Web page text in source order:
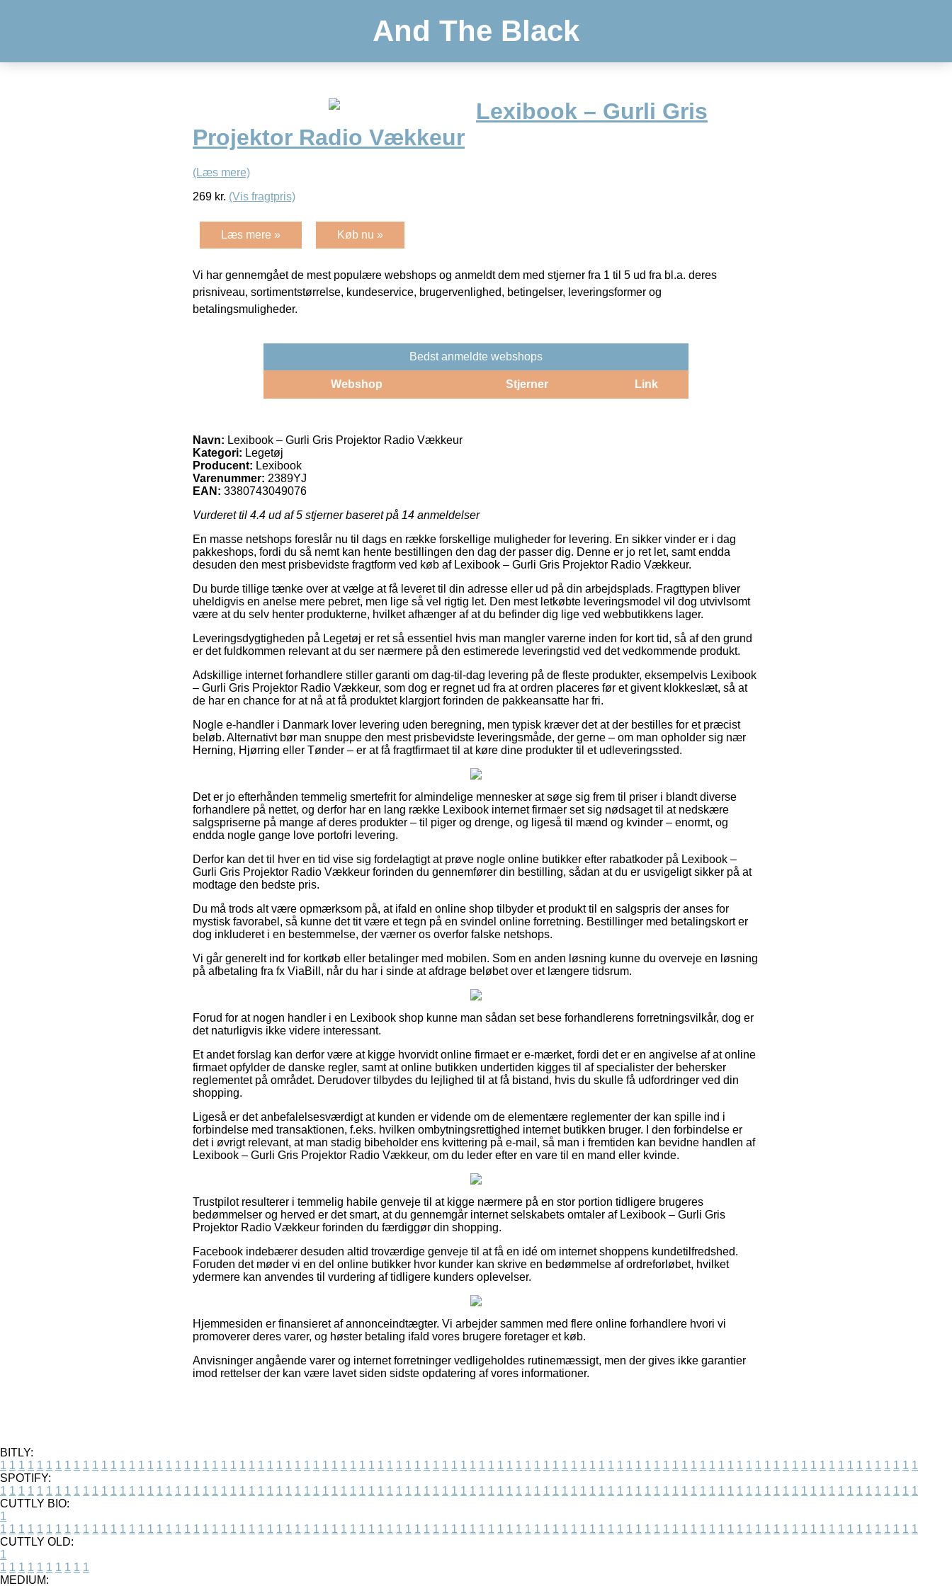
And The Black
Lexibook – Gurli Gris
Projektor Radio Vækkeur
(Læs mere)
269 kr. (Vis fragtpris)
Læs mere » Køb nu »
Vi har gennemgået de mest populære webshops og anmeldt dem med stjerner fra 1 til 5 ud fra bl.a. deres
prisniveau, sortimentstørrelse, kundeservice, brugervenlighed, betingelser, leveringsformer og
betalingsmuligheder.
Bedst anmeldte webshops
Webshop Stjerner Link
Navn: Lexibook – Gurli Gris Projektor Radio Vækkeur
Kategori: Legetøj
Producent: Lexibook
Varenummer: 2389YJ
EAN: 3380743049076
Vurderet til 4.4 ud af 5 stjerner baseret på 14 anmeldelser
En masse netshops foreslår nu til dags en række forskellige muligheder for levering. En sikker vinder er i dag
pakkeshops, fordi du så nemt kan hente bestillingen den dag der passer dig. Denne er jo ret let, samt endda
desuden den mest prisbevidste fragtform ved køb af Lexibook – Gurli Gris Projektor Radio Vækkeur.
Du burde tillige tænke over at vælge at få leveret til din adresse eller ud på din arbejdsplads. Fragttypen bliver
uheldigvis en anelse mere pebret, men lige så vel rigtig let. Den mest letkøbte leveringsmodel vil dog utvivlsomt
være at du selv henter produkterne, hvilket afhænger af at du befinder dig lige ved webbutikkens lager.
Leveringsdygtigheden på Legetøj er ret så essentiel hvis man mangler varerne inden for kort tid, så af den grund
er det fuldkommen relevant at du ser nærmere på den estimerede leveringstid ved det vedkommende produkt.
Adskillige internet forhandlere stiller garanti om dag-til-dag levering på de fleste produkter, eksempelvis Lexibook
– Gurli Gris Projektor Radio Vækkeur, som dog er regnet ud fra at ordren placeres før et givent klokkeslæt, så at
de har en chance for at nå at få produktet klargjort forinden de pakkeansatte har fri.
Nogle e-handler i Danmark lover levering uden beregning, men typisk kræver det at der bestilles for et præcist
beløb. Alternativt bør man snuppe den mest prisbevidste leveringsmåde, der gerne – om man opholder sig nær
Herning, Hjørring eller Tønder – er at få fragtfirmaet til at køre dine produkter til et udleveringssted.
Det er jo efterhånden temmelig smertefrit for almindelige mennesker at søge sig frem til priser i blandt diverse
forhandlere på nettet, og derfor har en lang række Lexibook internet firmaer set sig nødsaget til at nedskære
salgspriserne på mange af deres produkter – til piger og drenge, og ligeså til mænd og kvinder – enormt, og
endda nogle gange love portofri levering.
Derfor kan det til hver en tid vise sig fordelagtigt at prøve nogle online butikker efter rabatkoder på Lexibook –
Gurli Gris Projektor Radio Vækkeur forinden du gennemfører din bestilling, sådan at du er usvigeligt sikker på at
modtage den bedste pris.
Du må trods alt være opmærksom på, at ifald en online shop tilbyder et produkt til en salgspris der anses for
mystisk favorabel, så kunne det tit være et tegn på en svindel online forretning. Bestillinger med betalingskort er
dog inkluderet i en bestemmelse, der værner os overfor falske netshops.
Vi går generelt ind for kortkøb eller betalinger med mobilen. Som en anden løsning kunne du overveje en løsning
på afbetaling fra fx ViaBill, når du har i sinde at afdrage beløbet over et længere tidsrum.
Forud for at nogen handler i en Lexibook shop kunne man sådan set bese forhandlerens forretningsvilkår, dog er
det naturligvis ikke videre interessant.
Et andet forslag kan derfor være at kigge hvorvidt online firmaet er e-mærket, fordi det er en angivelse af at online
firmaet opfylder de danske regler, samt at online butikken undertiden kigges til af specialister der behersker
reglementet på området. Derudover tilbydes du lejlighed til at få bistand, hvis du skulle få udfordringer ved din
shopping.
Ligeså er det anbefalelsesværdigt at kunden er vidende om de elementære reglementer der kan spille ind i
forbindelse med transaktionen, f.eks. hvilken ombytningsrettighed internet butikken bruger. I den forbindelse er
det i øvrigt relevant, at man stadig bibeholder ens kvittering på e-mail, så man i fremtiden kan bevidne handlen af
Lexibook – Gurli Gris Projektor Radio Vækkeur, om du leder efter en vare til en mand eller kvinde.
Trustpilot resulterer i temmelig habile genveje til at kigge nærmere på en stor portion tidligere brugeres
bedømmelser og herved er det smart, at du gennemgår internet selskabets omtaler af Lexibook – Gurli Gris
Projektor Radio Vækkeur forinden du færdiggør din shopping.
Facebook indebærer desuden altid troværdige genveje til at få en idé om internet shoppens kundetilfredshed.
Foruden det møder vi en del online butikker hvor kunder kan skrive en bedømmelse af ordreforløbet, hvilket
ydermere kan anvendes til vurdering af tidligere kunders oplevelser.
Hjemmesiden er finansieret af annonceindtægter. Vi arbejder sammen med flere online forhandlere hvori vi
promoverer deres varer, og høster betaling ifald vores brugere foretager et køb.
Anvisninger angående varer og internet forretninger vedligeholdes rutinemæssigt, men der gives ikke garantier
imod rettelser der kan være lavet siden sidste opdatering af vores informationer.
BITLY:
1 1 1 1 1 1 1 1 1 1 1 1 1 1 1 1 1 1 1 1 1 1 1 1 1 1 1 1 1 1 1 1 1 1 1 1 1 1 1 1 1 1 1 1 1 1 1 1 1 1 1 1 1 1 1 1 1 1 1 1 1 1 1 1 1 1 1 1 1 1 1 1 1 1 1 1 1 1 1 1 1 1 1 1 1 1 1 1 1 1 1 1 1 1 1 1 1 1 1 1
SPOTIFY:
1 1 1 1 1 1 1 1 1 1 1 1 1 1 1 1 1 1 1 1 1 1 1 1 1 1 1 1 1 1 1 1 1 1 1 1 1 1 1 1 1 1 1 1 1 1 1 1 1 1 1 1 1 1 1 1 1 1 1 1 1 1 1 1 1 1 1 1 1 1 1 1 1 1 1 1 1 1 1 1 1 1 1 1 1 1 1 1 1 1 1 1 1 1 1 1 1 1 1 1
CUTTLY BIO:
1
1 1 1 1 1 1 1 1 1 1 1 1 1 1 1 1 1 1 1 1 1 1 1 1 1 1 1 1 1 1 1 1 1 1 1 1 1 1 1 1 1 1 1 1 1 1 1 1 1 1 1 1 1 1 1 1 1 1 1 1 1 1 1 1 1 1 1 1 1 1 1 1 1 1 1 1 1 1 1 1 1 1 1 1 1 1 1 1 1 1 1 1 1 1 1 1 1 1 1 1
CUTTLY OLD:
1
1 1 1 1 1 1 1 1 1 1
MEDIUM: